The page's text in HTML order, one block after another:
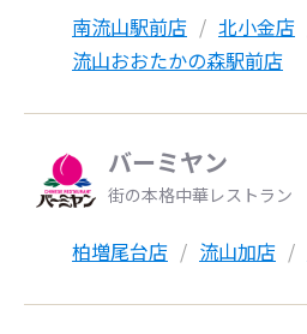
南流山駅前店 北小金店
流山おおたかの森駅前店
バーミヤン
街の本格中華レストラン
柏増尾台店 流山加店